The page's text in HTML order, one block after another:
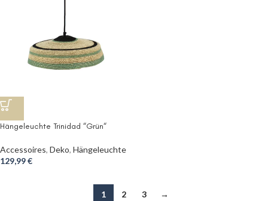
Hängeleuchte Trinidad “Grün“
Accessoires, Deko, Hängeleuchte
129,99€
1 2 3 →